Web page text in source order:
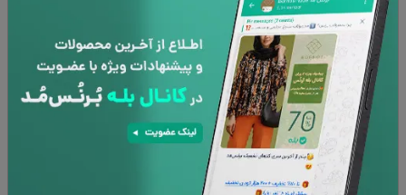
رومیزی ساده 65 خانه مسعود
۱,۵۹۵,۰۰۰تومان
۱,۰۳۶,۷۵۰
تومان
۱,۰۳۶,۷۵۰تومان
35%
35%